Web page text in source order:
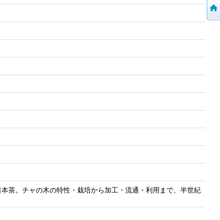
茶。チャの木の特性・栽培から加工・流通・利用まで、半世紀